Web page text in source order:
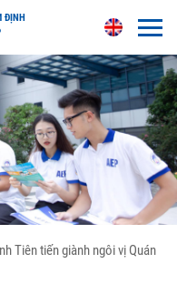
ĐỊNH
Tiên tiến giành ngôi vị Quán